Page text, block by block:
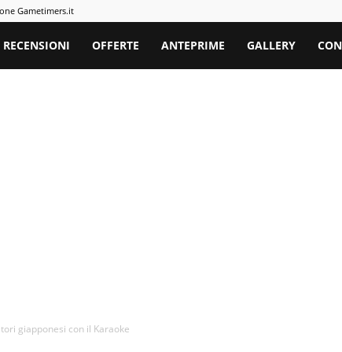
Gametimers.it
RECENSIONI OFFERTE ANTEPRIME GALLERY
giapponesi con il Karaoke